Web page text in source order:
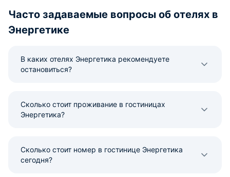
Часто задаваемые вопросы об отелях в
Энергетике
В каких отелях Энергетика рекомендуете
остановиться?
Сколько стоит проживание в гостиницах
Энергетика?
Сколько стоит номер в гостинице Энергетика
сегодня?